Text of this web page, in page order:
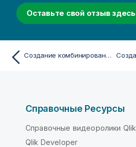
Оставьте свой отзыв здесь
Создание комбинированных диаграмм
Справочные Ресурсы
Справочные видеоролики Qlik
Qlik Developer